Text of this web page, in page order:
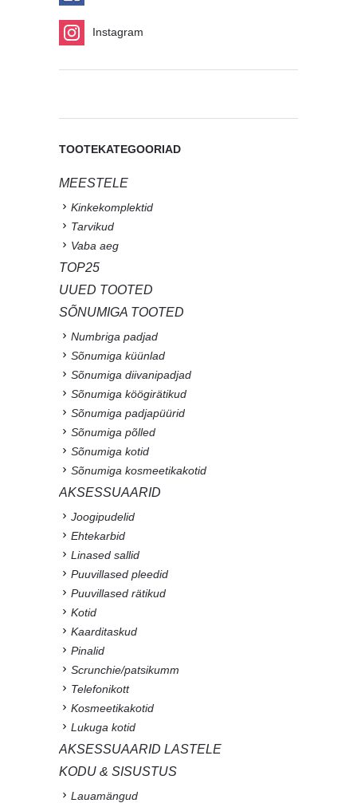
Instagram
TOOTEKATEGOORIAD
MEESTELE
Kinkekomplektid
Tarvikud
Vaba aeg
TOP25
UUED TOOTED
SÕNUMIGA TOOTED
Numbriga padjad
Sõnumiga küünlad
Sõnumiga diivanipadjad
Sõnumiga köögirätikud
Sõnumiga padjapüürid
Sõnumiga põlled
Sõnumiga kotid
Sõnumiga kosmeetikakotid
AKSESSUAARID
Joogipudelid
Ehtekarbid
Linased sallid
Puuvillased pleedid
Puuvillased rätikud
Kotid
Kaarditaskud
Pinalid
Scrunchie/patsikumm
Telefonikott
Kosmeetikakotid
Lukuga kotid
AKSESSUAARID LASTELE
KODU & SISUSTUS
Lauamängud